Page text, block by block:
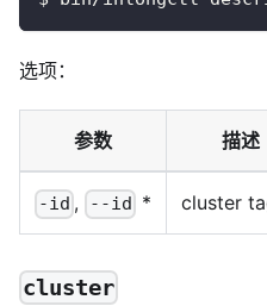
选项：
参数 描述
-id , --id * cluster
cluster